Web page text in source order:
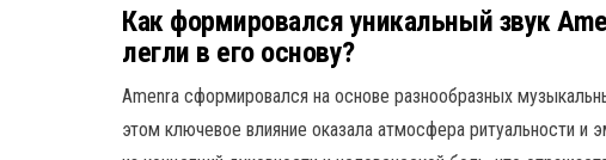
Как формировался уникальный звук
легли в его основу?
Amenra сформировался на основе разнообразных
этом ключевое влияние оказала атмосфера ритуальности и